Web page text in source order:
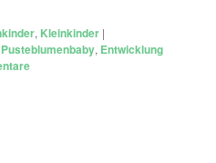
, Kleinkinder |
, Entwicklung